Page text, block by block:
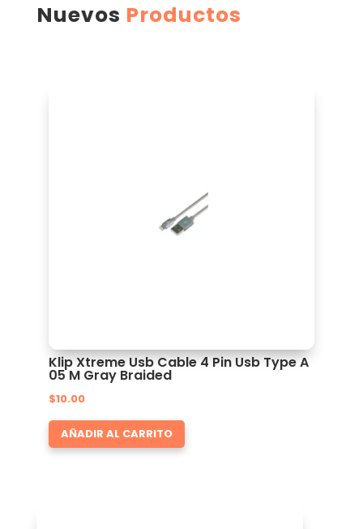
Nuevos Productos
Klip Xtreme Usb Cable 4 Pin Usb Type A
05 M Gray Braided
$10.00
AÑADIR AL CARRITO